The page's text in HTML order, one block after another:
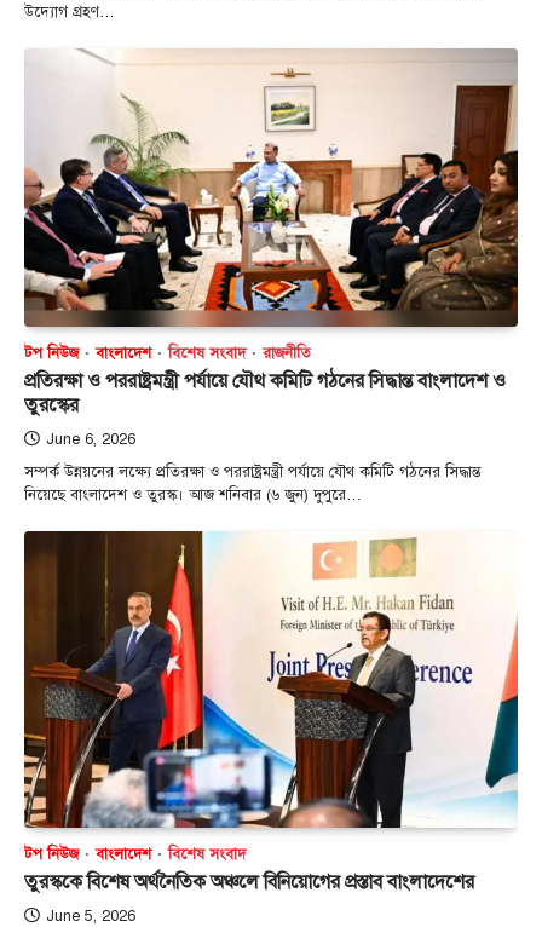
উদ্যোগ গ্রহণ…
টপ নিউজ বাংলাদেশ বিশেষ সংবাদ রাজনীতি
প্রতিরক্ষা ও পররাষ্ট্রমন্ত্রী পর্যায়ে যৌথ কমিটি গঠনের সিদ্ধান্ত বাংলাদেশ ও
তুরস্কের
June 6, 2026
সম্পর্ক উন্নয়নের লক্ষ্যে প্রতিরক্ষা ও পররাষ্ট্রমন্ত্রী পর্যায়ে যৌথ কমিটি গঠনের সিদ্ধান্ত
নিয়েছে বাংলাদেশ ও তুরস্ক। আজ শনিবার (৬ জুন) দুপুরে…
টপ নিউজ বাংলাদেশ বিশেষ সংবাদ
তুরস্ককে বিশেষ অর্থনৈতিক অঞ্চলে বিনিয়োগের প্রস্তাব বাংলাদেশের
June 5, 2026